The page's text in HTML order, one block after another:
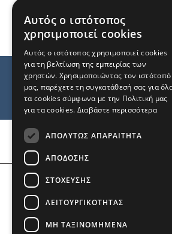
Αριθμός Πιστοποίησης
COPYRIGHT © 2026 Το
Αυτός ο ιστότοπος
χρησιμοποιεί cookies
Αυτός ο ιστότοπος χρησιμοποιεί cookies
για τη βελτίωση της εμπειρίας των
χρηστών. Χρησιμοποιώντας τον ιστότοπό
μας, παρέχετε τη συγκατάθεσή σας για
τα cookies σύμφωνα με την Πολιτική μας
για τα cookies. Διαβάστε περισσότερα
ΑΠΟΛΎΤΩΣ ΑΠΑΡΑΊΤΗΤΑ
ΑΠΌΔΟΣΗΣ
ΣΤΌΧΕΥΣΗΣ
ΛΕΙΤΟΥΡΓΙΚΌΤΗΤΑΣ
ΜΗ ΤΑΞΙΝΟΜΗΜΈΝΑ